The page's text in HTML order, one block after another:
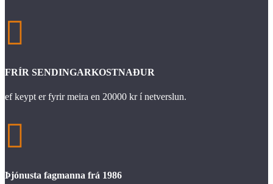

FRÍR SENDINGARKOSTNAÐUR
ef keypt er fyrir meira en 20000 kr í netverslun.

Þjónusta fagmanna frá 1986